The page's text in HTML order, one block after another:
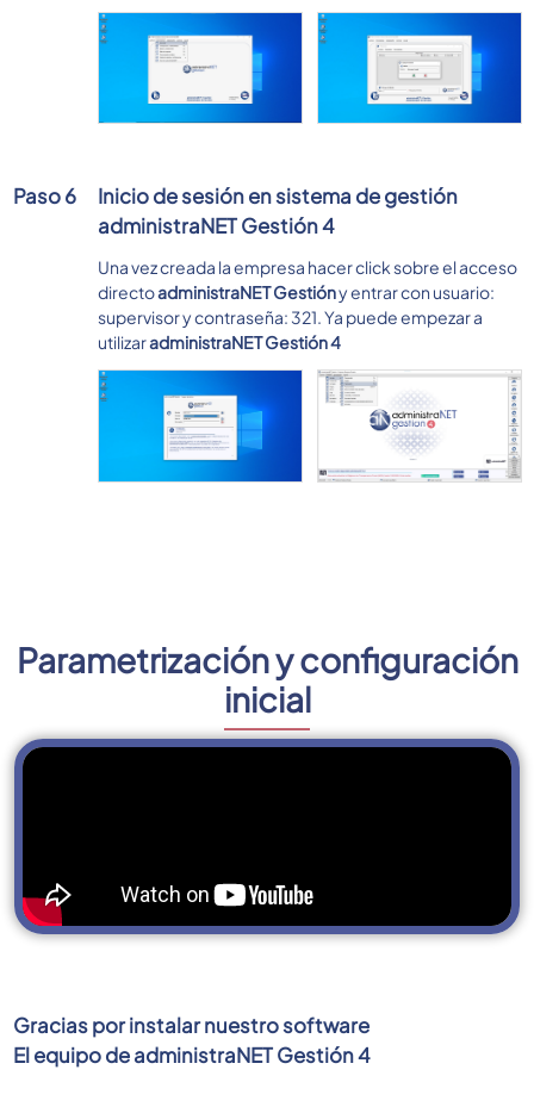
Paso 6
Inicio de sesión en sistema de gestión
administraNET Gestión 4
Una vez creada la empresa hacer click sobre el acceso
directoadministraNET Gestióny entrar con usuario:
supervisor y contraseña: 321. Ya puede empezar a
utilizaradministraNET Gestión 4
Parametrización y configuración
inicial
Gracias por instalar nuestro software
El equipo de administraNET Gestión 4